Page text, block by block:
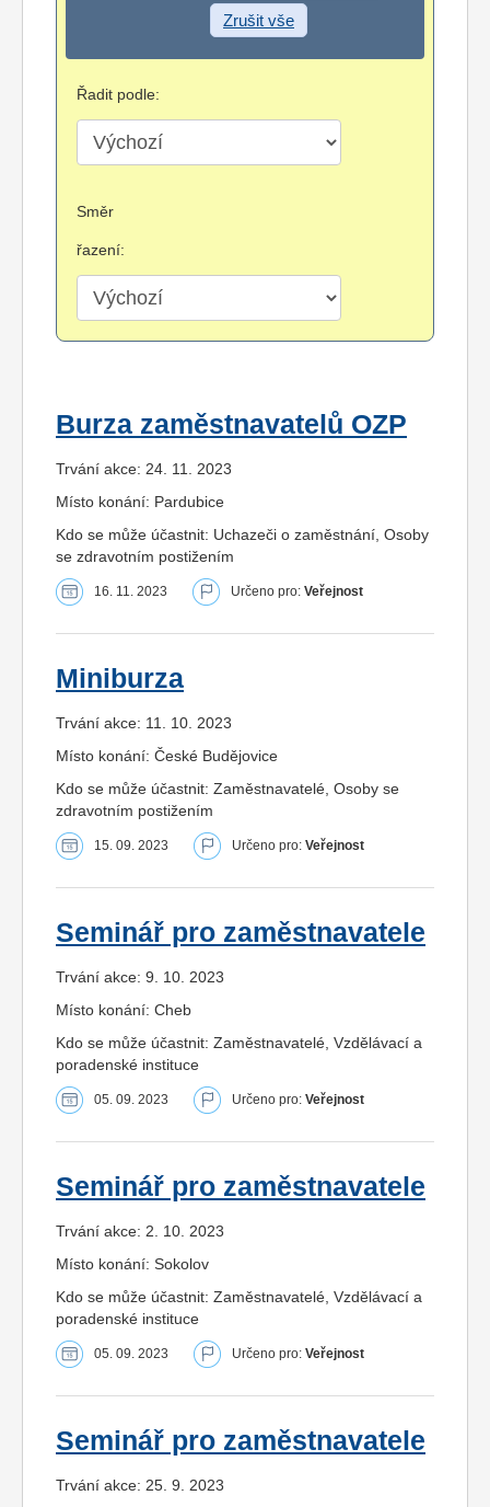
Zrušit vše
Řadit podle:
Směr
řazení:
Burza zaměstnavatelů OZP
Trvání akce: 24. 11. 2023
Místo konání: Pardubice
Kdo se může účastnit: Uchazeči o zaměstnání, Osoby
se zdravotním postižením
16. 11. 2023 Určeno pro: Veřejnost
Miniburza
Trvání akce: 11. 10. 2023
Místo konání: České Budějovice
Kdo se může účastnit: Zaměstnavatelé, Osoby se
zdravotním postižením
15. 09. 2023 Určeno pro: Veřejnost
Seminář pro zaměstnavatele
Trvání akce: 9. 10. 2023
Místo konání: Cheb
Kdo se může účastnit: Zaměstnavatelé, Vzdělávací a
poradenské instituce
05. 09. 2023 Určeno pro: Veřejnost
Seminář pro zaměstnavatele
Trvání akce: 2. 10. 2023
Místo konání: Sokolov
Kdo se může účastnit: Zaměstnavatelé, Vzdělávací a
poradenské instituce
05. 09. 2023 Určeno pro: Veřejnost
Seminář pro zaměstnavatele
Trvání akce: 25. 9. 2023